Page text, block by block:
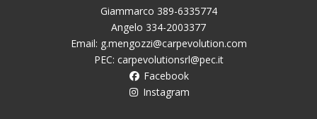
Giammarco 389-6335774
Angelo 334-2003377
Email: g.mengozzi@carpevolution.com
PEC: carpevolutionsrl@pec.it
Facebook
Instagram